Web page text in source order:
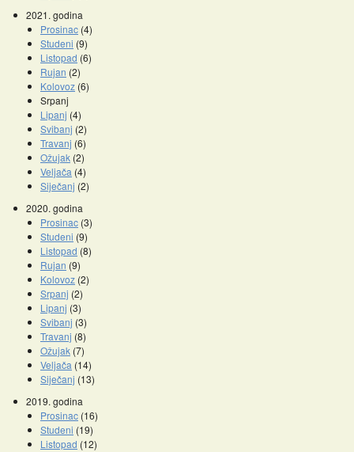
2021. godina
Prosinac (4)
Studeni (9)
Listopad (6)
Rujan (2)
Kolovoz (6)
Srpanj
Lipanj (4)
Svibanj (2)
Travanj (6)
Ožujak (2)
Veljača (4)
Siječanj (2)
2020. godina
Prosinac (3)
Studeni (9)
Listopad (8)
Rujan (9)
Kolovoz (2)
Srpanj (2)
Lipanj (3)
Svibanj (3)
Travanj (8)
Ožujak (7)
Veljača (14)
Siječanj (13)
2019. godina
Prosinac (16)
Studeni (19)
Listopad (12)